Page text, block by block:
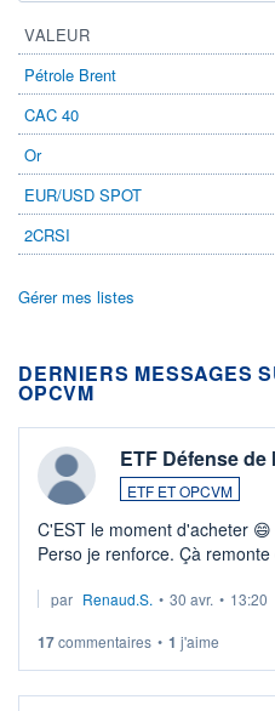
VALEUR
Pétrole Brent
CAC 40
Or
EUR/USD SPOT
2CRSI
Gérer mes listes
DERNIERS MESSAGES
OPCVM
ETF Défense
ETF ET OPCVM
C'EST le moment d'acheter 😄​
Perso je renforce. Çà
Investissement long terme tip
par Renaud.S. • 30 avr. • 13:20
17commentaires • 1 j'aime